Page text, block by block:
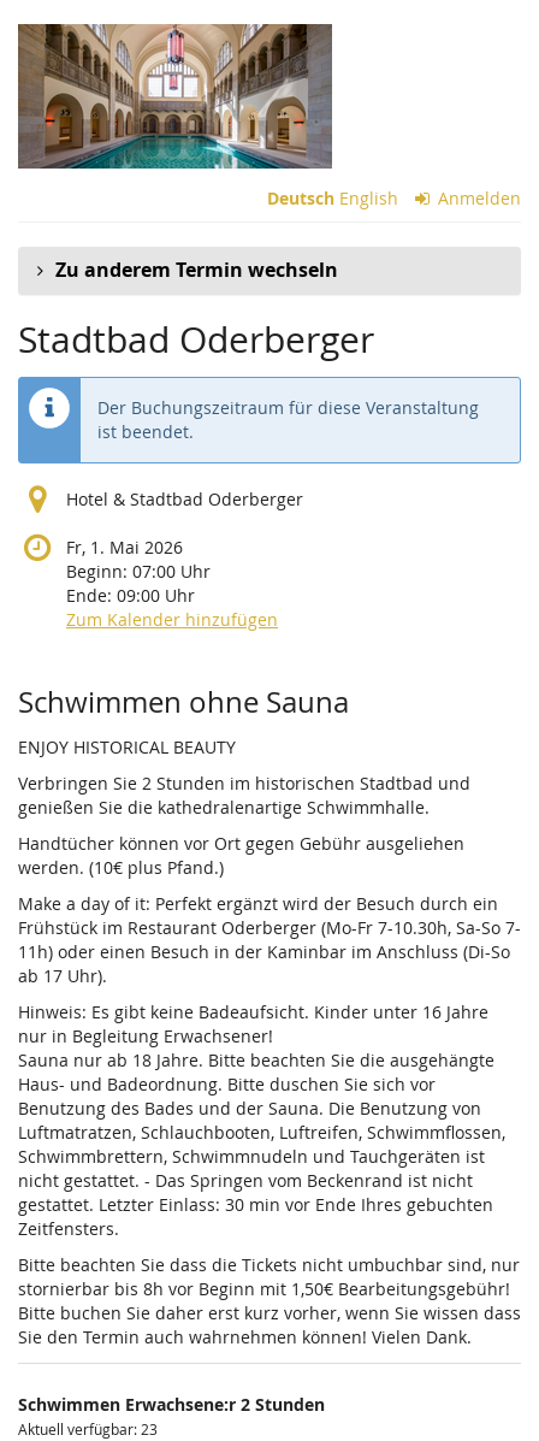
Zum
Haupt-
Inhalt
springen
Deutsch English Anmelden
Zu anderem Termin wechseln
Stadtbad Oderberger
Der Buchungszeitraum für diese Veranstaltung
ist beendet.
Hotel & Stadtbad Oderberger
Fr, 1. Mai 2026
Beginn: 07:00 Uhr
Ende: 09:00 Uhr
Zum Kalender hinzufügen
Produkte
Schwimmen ohne Sauna
ENJOY HISTORICAL BEAUTY
Verbringen Sie 2 Stunden im historischen Stadtbad und
genießen Sie die kathedralenartige Schwimmhalle.
Handtücher können vor Ort gegen Gebühr ausgeliehen
werden. (10€ plus Pfand.)
Make a day of it: Perfekt ergänzt wird der Besuch durch ein
Frühstück im Restaurant Oderberger (Mo-Fr 7-10.30h, Sa-So 7-
11h) oder einen Besuch in der Kaminbar im Anschluss (Di-So
ab 17 Uhr).
Hinweis: Es gibt keine Badeaufsicht. Kinder unter 16 Jahre
nur in Begleitung Erwachsener!
Sauna nur ab 18 Jahre. Bitte beachten Sie die ausgehängte
Haus- und Badeordnung. Bitte duschen Sie sich vor
Benutzung des Bades und der Sauna. Die Benutzung von
Luftmatratzen, Schlauchbooten, Luftreifen, Schwimmflossen,
Schwimmbrettern, Schwimmnudeln und Tauchgeräten ist
nicht gestattet. - Das Springen vom Beckenrand ist nicht
gestattet. Letzter Einlass: 30 min vor Ende Ihres gebuchten
Zeitfensters.
Bitte beachten Sie dass die Tickets nicht umbuchbar sind, nur
stornierbar bis 8h vor Beginn mit 1,50€ Bearbeitungsgebühr!
Bitte buchen Sie daher erst kurz vorher, wenn Sie wissen dass
Sie den Termin auch wahrnehmen können! Vielen Dank.
Schwimmen Erwachsene:r 2 Stunden
Aktuell verfügbar: 23